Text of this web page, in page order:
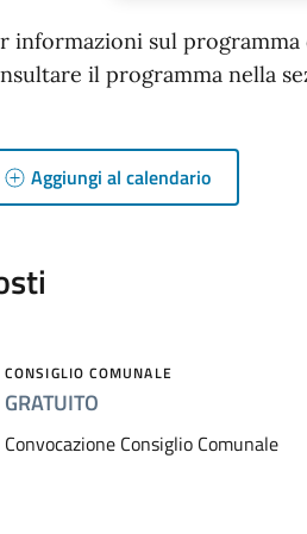
informazioni sul
il programma nella
Aggiungi al calendario
CONSIGLIO COMUNALE
GRATUITO
Convocazione Consiglio Comunale